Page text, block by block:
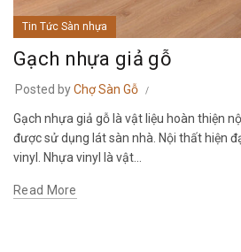
Tin Tức Sàn nhựa
Gạch nhựa giả gỗ
Posted byChợ Sàn Gỗ
Gạch nhựa giả gỗ là vật liệu hoàn thiện
được sử dụng lát sàn nhà. Nội thất hiện
vinyl. Nhựa vinyl là vật...
Read More